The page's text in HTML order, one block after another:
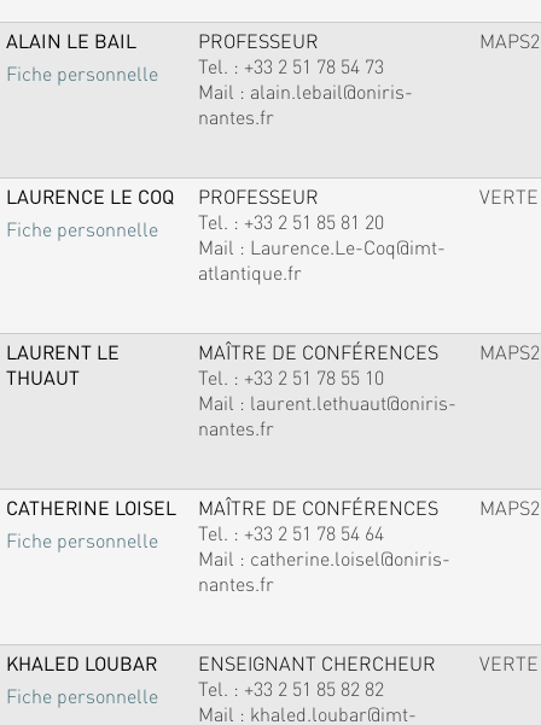
ALAIN LE BAIL
Fiche personnelle
PROFESSEUR
Tel. : +33 2 51 78 54 73
Mail : alain.lebail@oniris-
nantes.fr
MAPS2
LAURENCE LE COQ
Fiche personnelle
PROFESSEUR
Tel. : +33 2 51 85 81 20
Mail : Laurence.Le-Coq@imt-
atlantique.fr
VERTE
LAURENT LE
THUAUT
MAÎTRE DE CONFÉRENCES
Tel. : +33 2 51 78 55 10
Mail : laurent.lethuaut@oniris-
nantes.fr
MAPS2
CATHERINE LOISEL
Fiche personnelle
MAÎTRE DE CONFÉRENCES
Tel. : +33 2 51 78 54 64
Mail : catherine.loisel@oniris-
nantes.fr
MAPS2
KHALED LOUBAR
Fiche personnelle
ENSEIGNANT CHERCHEUR
Tel. : +33 2 51 85 82 82
Mail : khaled.loubar@imt-
VERTE